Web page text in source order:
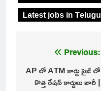
Latest jobs in Telugu
navigation
Previous:
AP లో ATM కార్డు సైజ్ లో
కొత్త రేషన్ కార్డులు జారీ |